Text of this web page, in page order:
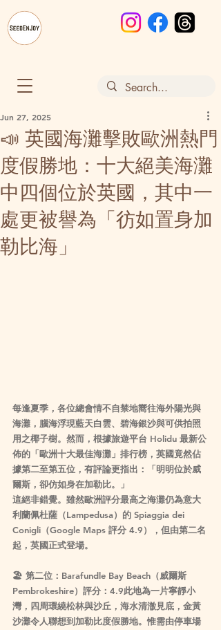
📣 英國海灘擊敗歐洲熱門
度假勝地：十大絕美海灘
中四個位於英國，其中一
處更被譽為「彷如置身加
勒比海」
Jun 27, 2025
每逢夏季，各位總會情不自禁地嚮往海外陽光與
海灘，腦海浮現藍天白雲、碧海銀沙與可供拍照
用之椰子樹。然而，根據旅遊平台 Holidu 最新公
佈的「歐洲十大最佳海灘」排行榜，英國竟然佔
據第二至第五位，有評論更指出：「明明位於威
爾斯，卻仿如身在加勒比。」
這絕非錯覺。雖然歐洲評分最高之海灘仍為意大
利蘭佩杜薩（Lampedusa）的 Spiaggia dei
Conigli（Google Maps 評分 4.9），但由第二名
起，英國正式登場。
🏖 第二位：Barafundle Bay Beach（威爾斯
Pembrokeshire）評分：4.9此地為一片寧靜小
灣，四周環繞松林與沙丘，海水清澈見底，金黃
沙灘令人聯想到加勒比度假勝地。惟需由停車場